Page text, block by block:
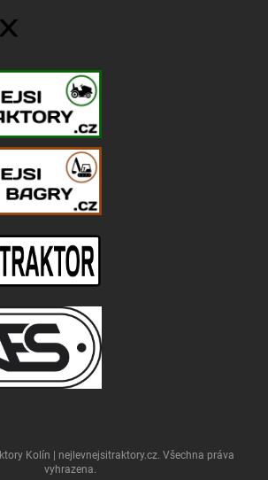
Kolín | nejlevnejsitraktory.cz. Všechna práva
vyhrazena.